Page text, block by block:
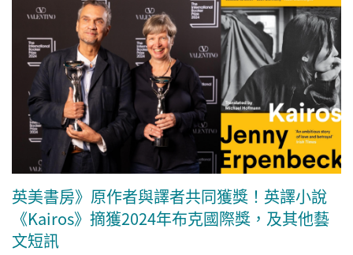
英美書房》原作者與譯者共同獲獎！英譯小說
《Kairos》摘獲2024年布克國際獎，及其他藝
文短訊